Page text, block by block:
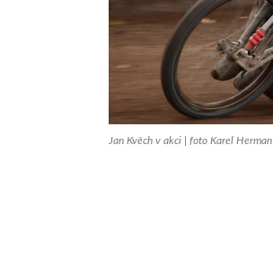
Jan Kvěch v akci | foto Karel Herman